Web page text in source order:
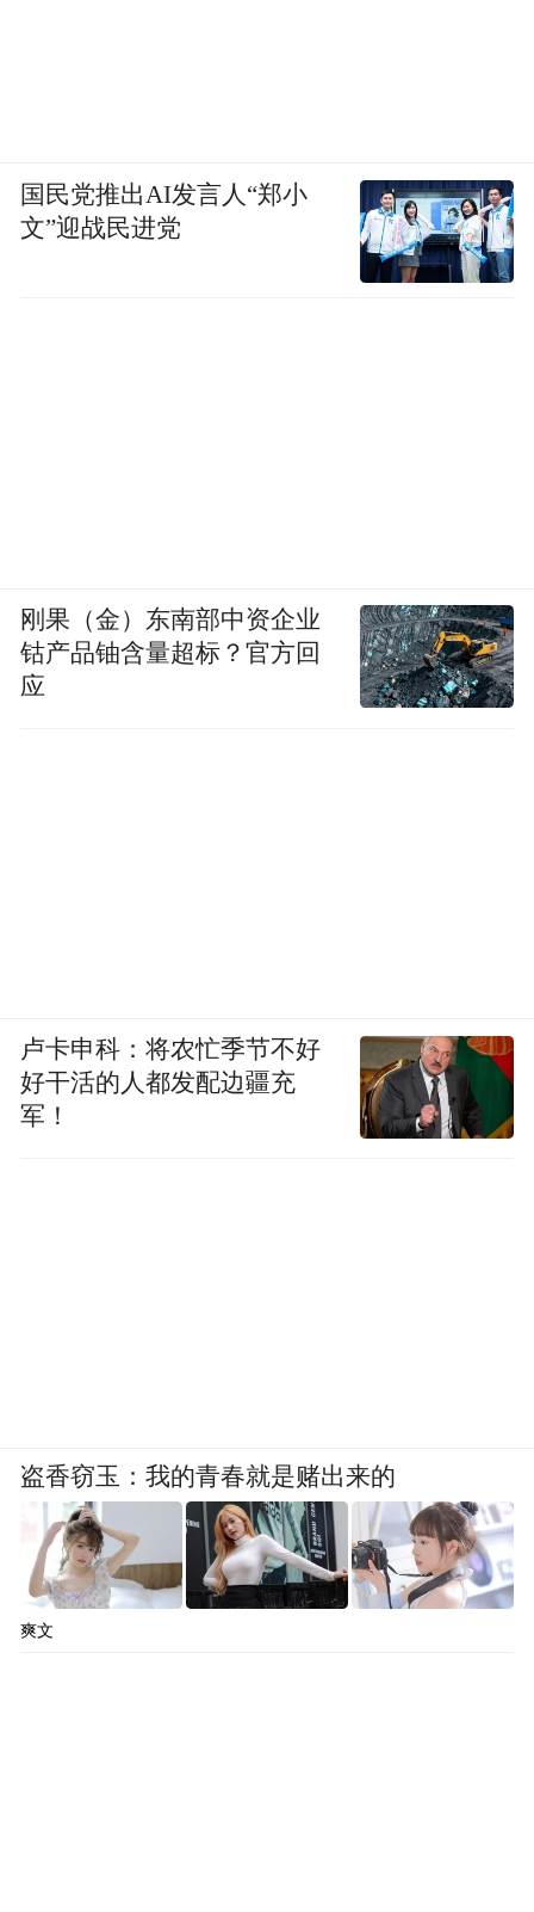
国民党推出AI发言人“郑小
文”迎战民进党
刚果（金）东南部中资企业
钴产品铀含量超标？官方回
应
卢卡申科：将农忙季节不好
好干活的人都发配边疆充
军！
盗香窃玉：我的青春就是赌出来的
爽文